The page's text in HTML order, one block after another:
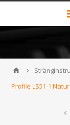
Profile LS51-1